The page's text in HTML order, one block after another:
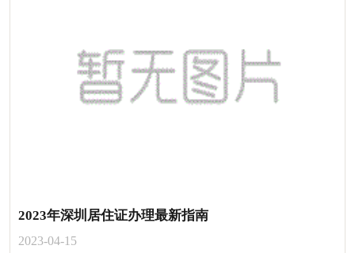
2023年深圳居住证办理最新指南
2023-04-15